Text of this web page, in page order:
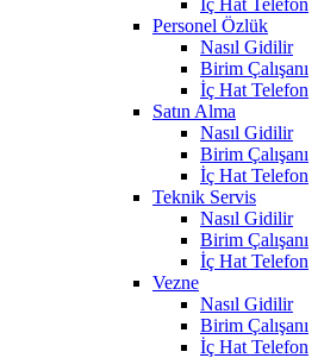
Personel Özlük
Nasıl Gidilir
Birim Çalışanı
İç Hat Telefon
Satın Alma
Nasıl Gidilir
Birim Çalışanı
İç Hat Telefon
Teknik Servis
Nasıl Gidilir
Birim Çalışanı
İç Hat Telefon
Vezne
Nasıl Gidilir
Birim Çalışanı
İç Hat Telefon